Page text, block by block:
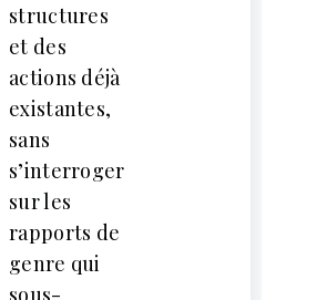
structures
et des
actions déjà
existantes,
sans
s’interroger
sur les
rapports de
genre qui
sous-